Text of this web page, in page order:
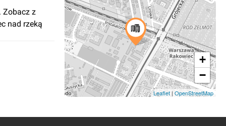
Zobacz z
nad rzeką
+
−
Leaflet|OpenStreetMap